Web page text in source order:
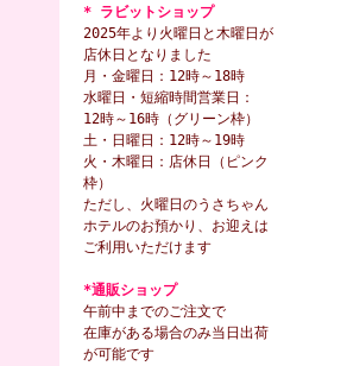
* ラビットショップ
2025年より火曜日と木曜日が
店休日となりました
月・金曜日：12時～18時
水曜日・短縮時間営業日：
12時～16時（グリーン枠）
土・日曜日：12時～19時
火・木曜日：店休日（ピンク
枠）
ただし、火曜日のうさちゃん
ホテルのお預かり、お迎えは
ご利用いただけます
*通販ショップ
午前中までのご注文で
在庫がある場合のみ当日出荷
が可能です